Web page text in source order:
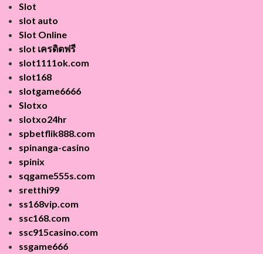
Slot
slot auto
Slot Online
slot เครดิตฟรี
slot1111ok.com
slot168
slotgame6666
Slotxo
slotxo24hr
spbetflik888.com
spinanga-casino
spinix
sqgame555s.com
sretthi99
ss168vip.com
ssc168.com
ssc915casino.com
ssgame666